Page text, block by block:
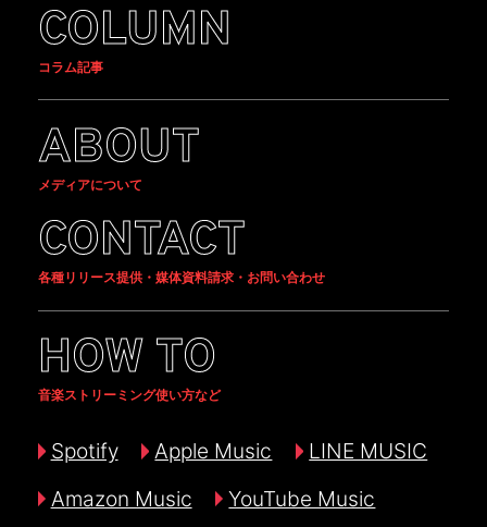
COLUMN
コラム記事
ABOUT
メディアについて
CONTACT
各種リリース提供・媒体資料請求・お問い合わせ
HOW TO
音楽ストリーミング使い方など
Spotify Apple Music
LINE MUSIC
Amazon Music
YouTube Music